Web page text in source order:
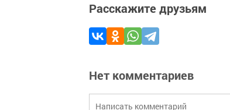
Расскажите друзьям
Нет комментариев